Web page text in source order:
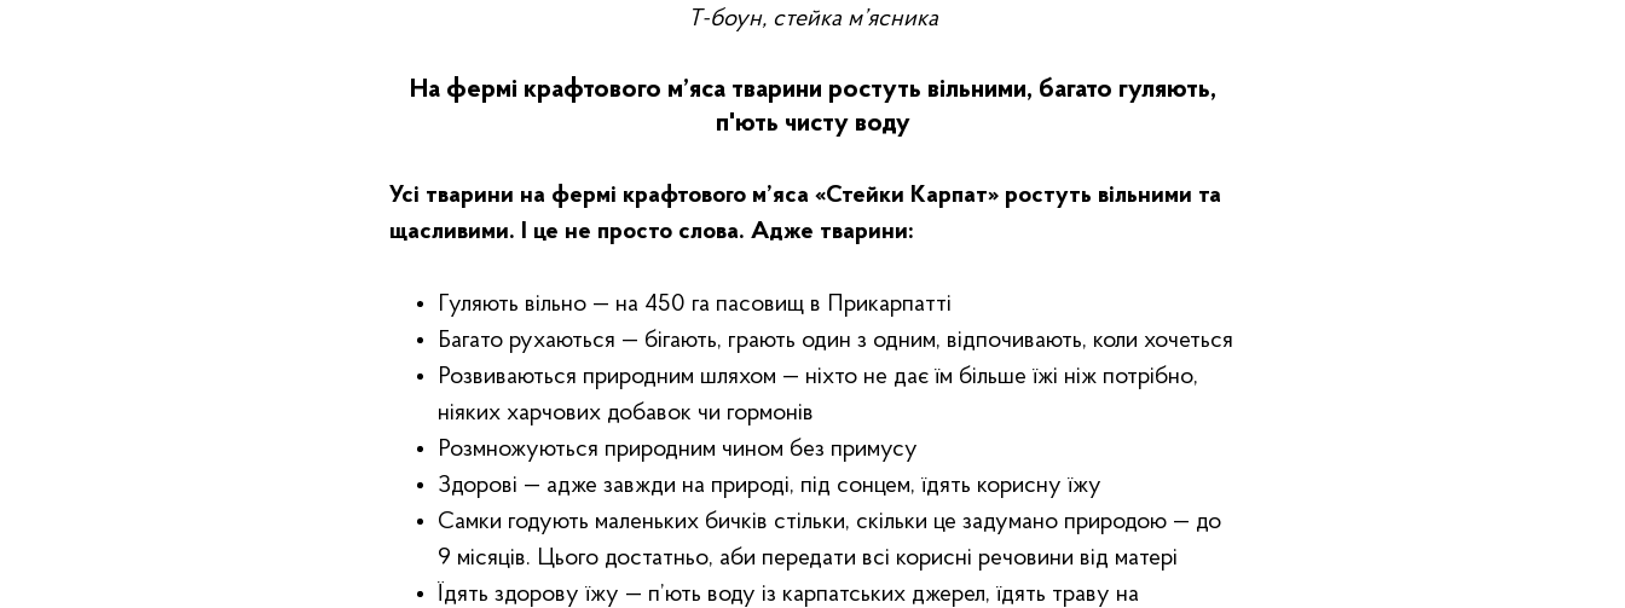
Т-боун, стейка м’ясника
На фермі крафтового м’яса тварини ростуть вільними, багато гуляють,
п'ють чисту воду
Усі тварини на фермі крафтового м’яса «Стейки Карпат»‎ ростуть вільними та
щасливими. І це не просто слова. Адже тварини:
Гуляють вільно — на 450 га пасовищ в Прикарпатті
Багато рухаються — бігають, грають один з одним, відпочивають, коли хочеться
Розвиваються природним шляхом — ніхто не дає їм більше їжі ніж потрібно,
ніяких харчових добавок чи гормонів
Розмножуються природним чином без примусу
Здорові — адже завжди на природі, під сонцем, їдять корисну їжу
Самки годують маленьких бичків стільки, скільки це задумано природою — до
9 місяців. Цього достатньо, аби передати всі корисні речовини від матері
Їдять здорову їжу — п’ють воду із карпатських джерел, їдять траву на